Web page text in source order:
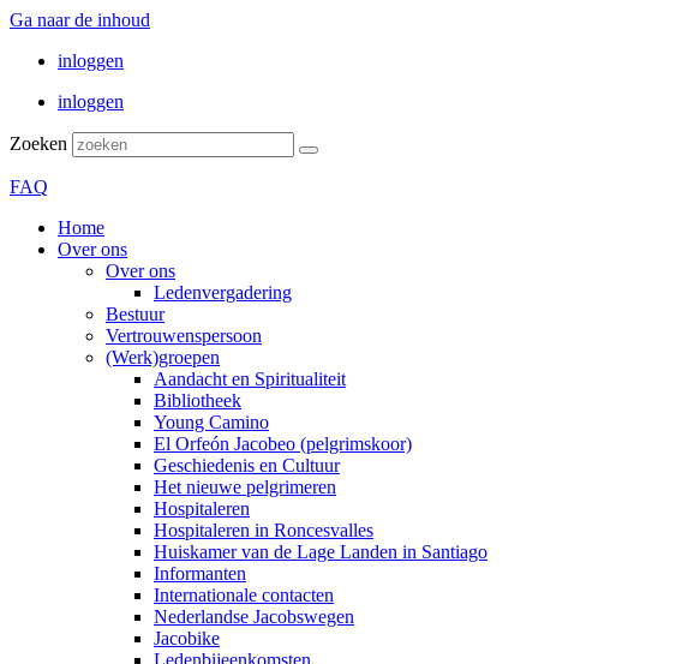
Ga naar de inhoud
inloggen
inloggen
Zoeken
FAQ
Home
Over ons
Over ons
Ledenvergadering
Bestuur
Vertrouwenspersoon
(Werk)groepen
Aandacht en Spiritualiteit
Bibliotheek
Young Camino
El Orfeón Jacobeo (pelgrimskoor)
Geschiedenis en Cultuur
Het nieuwe pelgrimeren
Hospitaleren
Hospitaleren in Roncesvalles
Huiskamer van de Lage Landen in Santiago
Informanten
Internationale contacten
Nederlandse Jacobswegen
Jacobike
Ledenbijeenkomsten